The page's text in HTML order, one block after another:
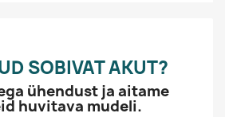
SOBIVAT AKUT?
ühendust ja aitame
huvitava mudeli.